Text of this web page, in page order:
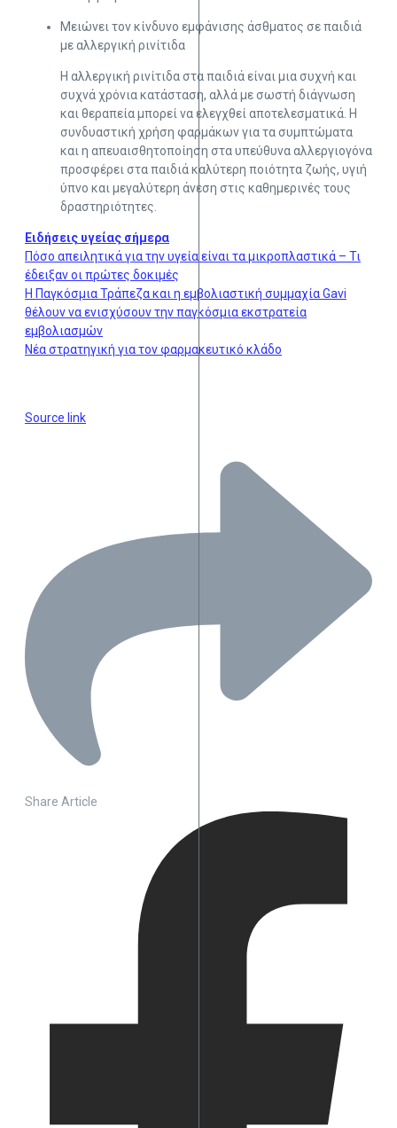
Μειώνει τον κίνδυνο εμφάνισης άσθματος σε παιδιά
με αλλεργική ρινίτιδα
Η αλλεργική ρινίτιδα στα παιδιά είναι μια συχνή και
συχνά χρόνια κατάσταση, αλλά με σωστή διάγνωση
και θεραπεία μπορεί να ελεγχθεί αποτελεσματικά. Η
συνδυαστική χρήση φαρμάκων για τα συμπτώματα
και η απευαισθητοποίηση στα υπεύθυνα αλλεργιογόνα
προσφέρει στα παιδιά καλύτερη ποιότητα ζωής, υγιή
ύπνο και μεγαλύτερη άνεση στις καθημερινές τους
δραστηριότητες.
Ειδήσεις υγείας σήμερα
Πόσο απειλητικά για την υγεία είναι τα μικροπλαστικά – Τι
έδειξαν οι πρώτες δοκιμές
Η Παγκόσμια Τράπεζα και η εμβολιαστική συμμαχία Gavi
θέλουν να ενισχύσουν την παγκόσμια εκστρατεία
εμβολιασμών
Νέα στρατηγική για τον φαρμακευτικό κλάδο
Source link
Share Article